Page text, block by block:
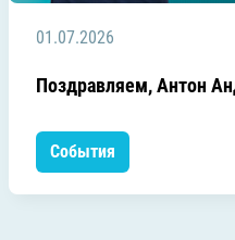
01.07.2026
Поздравляем, Антон
События